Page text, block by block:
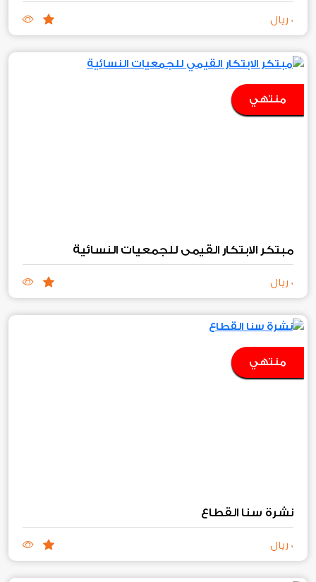
0 ريال
منتهي
مبتكر الابتكار القيمي للجمعيات النسائية
0 ريال
منتهي
نشرة سنا القطاع
0 ريال